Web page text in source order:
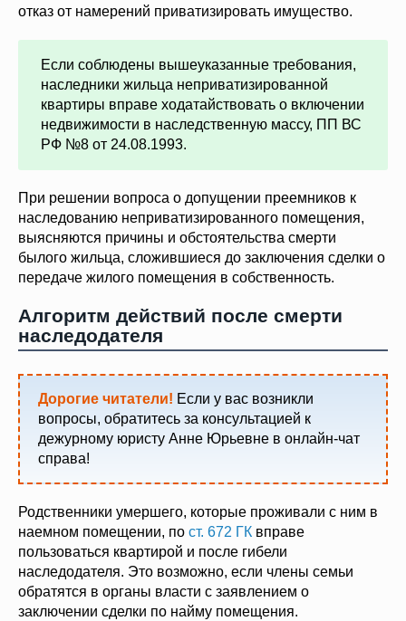
отказ от намерений приватизировать имущество.
Если соблюдены вышеуказанные требования,
наследники жильца неприватизированной
квартиры вправе ходатайствовать о включении
недвижимости в наследственную массу, ПП ВС
РФ №8 от 24.08.1993.
При решении вопроса о допущении преемников к
наследованию неприватизированного помещения,
выясняются причины и обстоятельства смерти
былого жильца, сложившиеся до заключения сделки о
передаче жилого помещения в собственность.
Алгоритм действий после смерти
наследодателя
Дорогие читатели! Если у вас возникли
вопросы, обратитесь за консультацией к
дежурному юристу Анне Юрьевне в онлайн-чат
справа!
Родственники умершего, которые проживали с ним в
наемном помещении, по ст. 672 ГК вправе
пользоваться квартирой и после гибели
наследодателя. Это возможно, если члены семьи
обратятся в органы власти с заявлением о
заключении сделки по найму помещения.